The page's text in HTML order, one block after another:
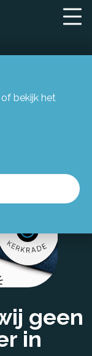
geen
in
bekijk het